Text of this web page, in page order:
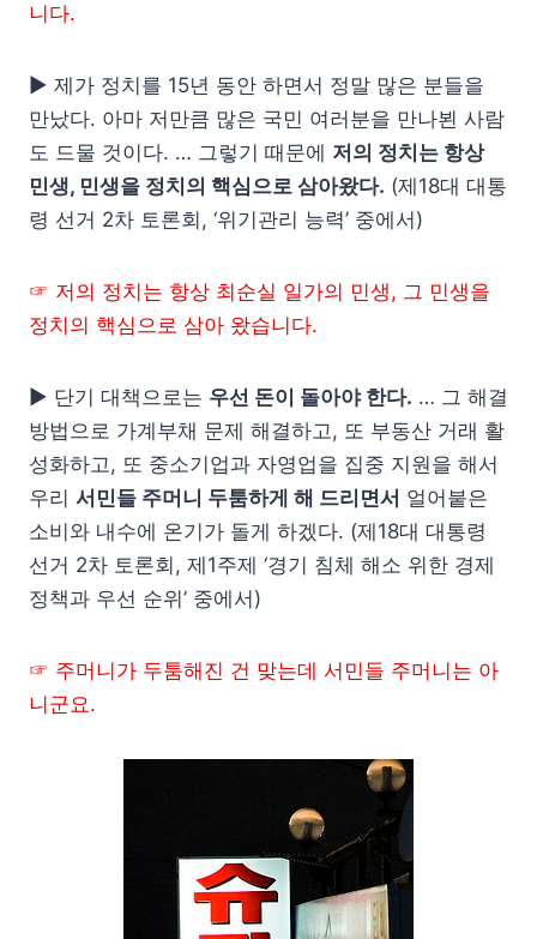
니다.
▶ 제가 정치를 15년 동안 하면서 정말 많은 분들을
만났다. 아마 저만큼 많은 국민 여러분을 만나뵌 사람
도 드물 것이다. … 그렇기 때문에 저의 정치는 항상
민생, 민생을 정치의 핵심으로 삼아왔다. (제18대 대통
령 선거 2차 토론회, ‘위기관리 능력’ 중에서)
☞ 저의 정치는 항상 최순실 일가의 민생, 그 민생을
정치의 핵심으로 삼아 왔습니다.
▶ 단기 대책으로는 우선 돈이 돌아야 한다. … 그 해결
방법으로 가계부채 문제 해결하고, 또 부동산 거래 활
성화하고, 또 중소기업과 자영업을 집중 지원을 해서
우리 서민들 주머니 두툼하게 해 드리면서 얼어붙은
소비와 내수에 온기가 돌게 하겠다. (제18대 대통령
선거 2차 토론회, 제1주제 ‘경기 침체 해소 위한 경제
정책과 우선 순위’ 중에서)
☞ 주머니가 두툼해진 건 맞는데 서민들 주머니는 아
니군요.